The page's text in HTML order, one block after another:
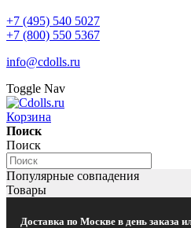
+7 (495) 540 5027
+7 (800) 550 5367
info@cdolls.ru
Toggle Nav
Корзина
Поиск
Поиск
Популярные совпадения
Товары
Доставка по Москве в день заказа